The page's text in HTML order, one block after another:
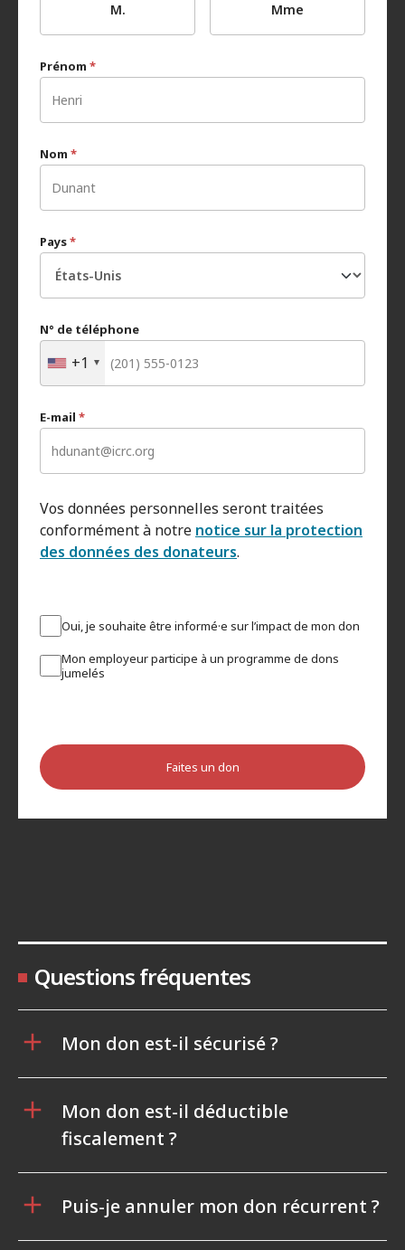
M. Mme
Prénom *
Nom *
Pays*
N° de téléphone
+1
E-mail *
Vos données personnelles seront traitées
conformément à notre notice sur la protection
des données des donateurs.
Oui, je souhaite être informé·e sur l’impact de mon don
Mon employeur participe à un programme de dons
jumelés
Faites un don
Questions fréquentes
Mon don est-il sécurisé ?
Mon don est-il déductible
fiscalement ?
Puis-je annuler mon don récurrent ?